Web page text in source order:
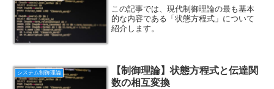
この記事では、現代制御理論の最も基本
的な内容である「状態方程式」について
紹介します。
システム制御理論
【制御理論】状態方程式と伝達関
数の相互変換